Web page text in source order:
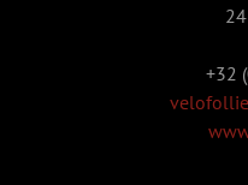
+32